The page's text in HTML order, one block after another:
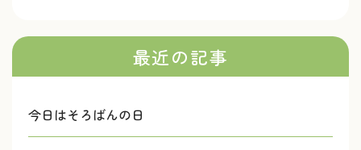
最近の記事
今日はそろばんの日